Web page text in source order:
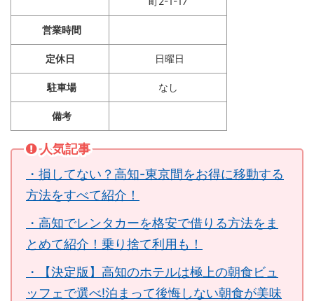
営業時間
定休日 日曜日
駐車場 なし
備考
人気記事
・損してない？高知-東京間をお得に移動する
方法をすべて紹介！
・高知でレンタカーを格安で借りる方法をま
とめて紹介！乗り捨て利用も！
・【決定版】高知のホテルは極上の朝食ビュ
ッフェで選べ!泊まって後悔しない朝食が美味